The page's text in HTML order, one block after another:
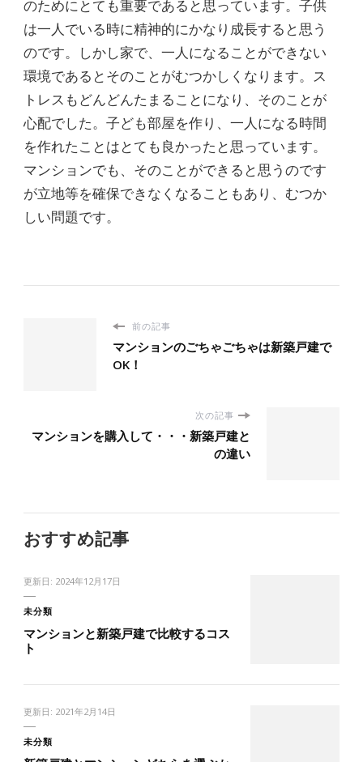
のためにとても重要であると思っています。子供
は一人でいる時に精神的にかなり成長すると思う
のです。しかし家で、一人になることができない
環境であるとそのことがむつかしくなります。ス
トレスもどんどんたまることになり、そのことが
心配でした。子ども部屋を作り、一人になる時間
を作れたことはとても良かったと思っています。
マンションでも、そのことができると思うのです
が立地等を確保できなくなることもあり、むつか
しい問題です。
前の記事
マンションのごちゃごちゃは新築戸建で
OK！
次の記事
マンションを購入して・・・新築戸建と
の違い
おすすめ記事
更新日: 2024年12月17日
未分類
マンションと新築戸建で比較するコス
ト
更新日: 2021年2月14日
未分類